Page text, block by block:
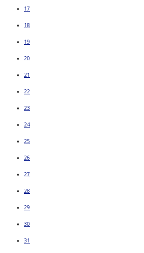
17
18
19
20
21
22
23
24
25
26
27
28
29
30
31